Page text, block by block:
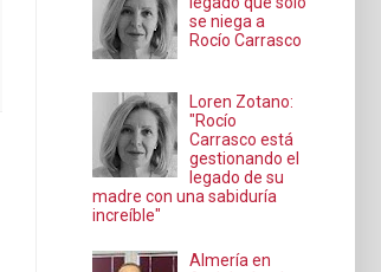
se niega a
Rocío Carrasco
Loren Zotano:
"Rocío
Carrasco está
gestionando el
legado de su
madre con una sabiduría
increíble"
Almería en